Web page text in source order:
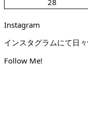
Instagram
インスタグラムにて日
Follow Me!